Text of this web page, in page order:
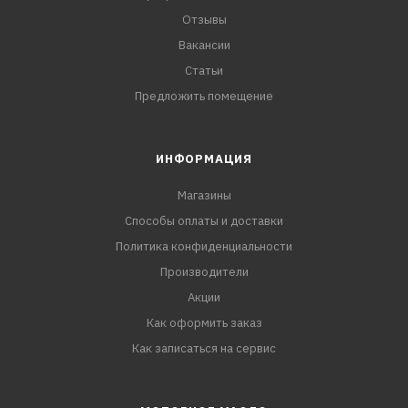
Отзывы
Вакансии
Статьи
Предложить помещение
ИНФОРМАЦИЯ
Магазины
Способы оплаты и доставки
Политика конфиденциальности
Производители
Акции
Как оформить заказ
Как записаться на сервис